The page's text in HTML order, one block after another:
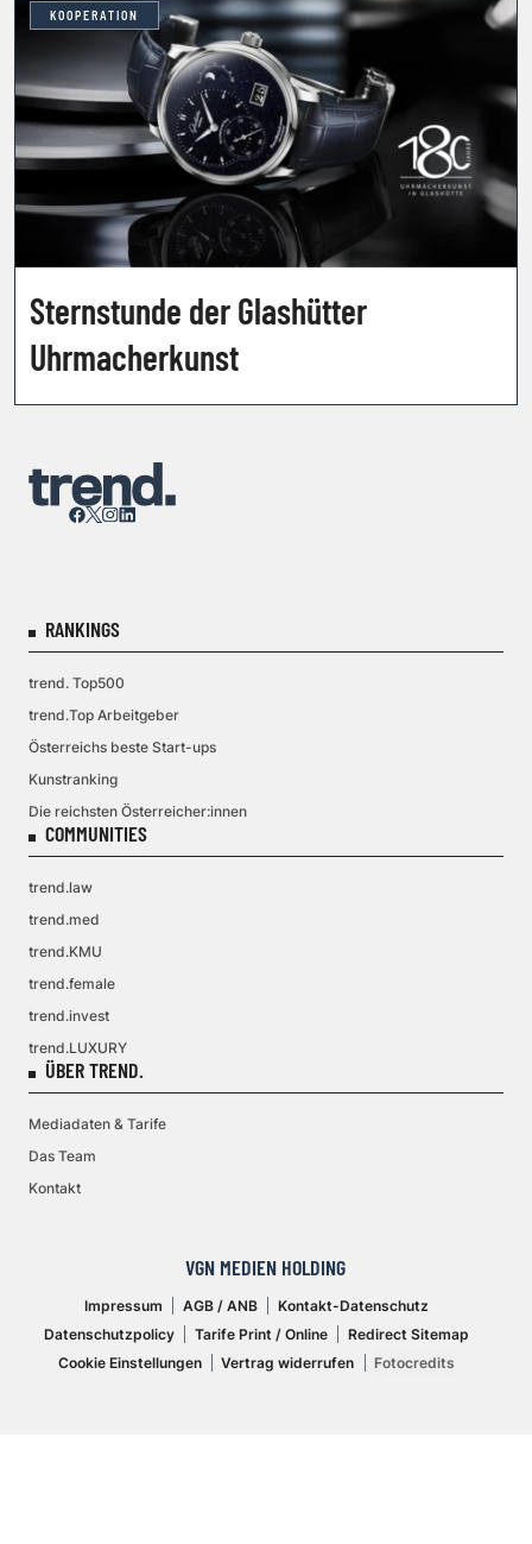
KOOPERATION
Sternstunde der Glashütter
Uhrmacherkunst
RANKINGS
trend. Top500
trend.Top Arbeitgeber
Österreichs beste Start-ups
Kunstranking
Die reichsten Österreicher:innen
COMMUNITIES
trend.law
trend.med
trend.KMU
trend.female
trend.invest
trend.LUXURY
ÜBER TREND.
Mediadaten & Tarife
Das Team
Kontakt
VGN MEDIEN HOLDING
Impressum AGB / ANB
Kontakt-Datenschutz
Datenschutzpolicy
Tarife Print / Online
Redirect Sitemap
Cookie Einstellungen
Vertrag widerrufen Fotocredits